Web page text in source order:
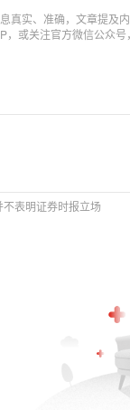
真实、准确，文章提及
，或关注官方微信公众
表明证券时报立场